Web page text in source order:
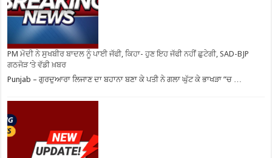
PM ਮੋਦੀ ਨੇ ਸੁਖਬੀਰ ਬਾਦਲ ਨੂੰ ਪਾਈ ਜੱਫੀ, ਕਿਹਾ- ਹੁਣ ਇਹ ਜੱਫੀ ਨਹੀਂ ਛੁਟੇਗੀ, SAD-BJP
ਗਠਜੋੜ ‘ਤੇ ਵੱਡੀ ਖ਼ਬਰ
Punjab – ਗੁਰਦੁਆਰਾ ਲਿਜਾਣ ਦਾ ਬਹਾਨਾ ਬਣਾ ਕੇ ਪਤੀ ਨੇ ਗਲਾ ਘੁੱਟ ਕੇ ਭਾਖੜਾ ”ਚ …